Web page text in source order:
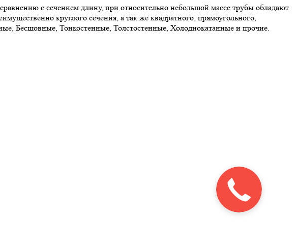
с сечением длину, при относительно небольшой массе трубы обладают
круглого сечения, а так же квадратного, прямоугольного,
Бесшовные, Тонкостенные, Толстостенные, Холоднокатанные и прочие.